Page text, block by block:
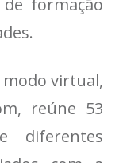
modo virtual,
reúne 53
diferentes